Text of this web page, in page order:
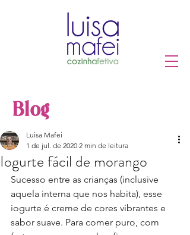
Blog
Iogurte fácil de morango
Luisa Mafei
1 de jul. de 2020 2 min de leitura
Sucesso entre as crianças (inclusive
aquela interna que nos habita), esse
iogurte é creme de cores vibrantes e
sabor suave. Para comer puro, com